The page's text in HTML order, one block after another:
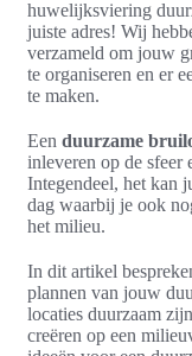
huwelijksviering
juiste adres! Wij
verzameld om jouw
te organiseren en er
te maken.
Een duurzame
inleveren op de sfeer
Integendeel, het kan
dag waarbij je ook
het milieu.
In dit artikel
plannen van jouw
locaties duurzaam
creëren op een